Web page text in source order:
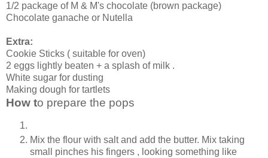
1/2 package of M & M's chocolate (brown package)
Chocolate ganache or Nutella
Extra:
Cookie Sticks ( suitable for oven)
2 eggs lightly beaten + a splash of milk .
White sugar for dusting
Making dough for tartlets
How to prepare the pops
Mix the flour with salt and add the butter. Mix taking
small pinches his fingers , looking something like